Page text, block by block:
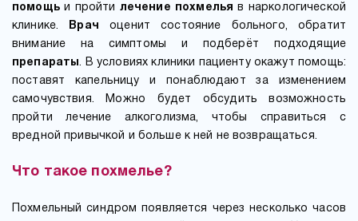
помощьи пройти лечение похмелья
в наркологической
клинике.
Врач
оценит состояние больного, обратит
внимание на симптомы и подберёт подходящие
препараты. В условиях клиники пациенту окажут помощь:
поставят капельницу и понаблюдают за изменением
самочувствия. Можно будет обсудить возможность
пройти лечение алкоголизма, чтобы справиться с
вредной привычкой и больше к ней не возвращаться.
Что такое похмелье?
Похмельный синдром появляется через несколько часов